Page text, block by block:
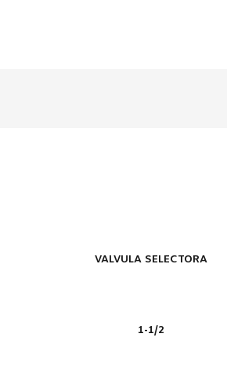
VALVULA SELECTORA
1-1/2